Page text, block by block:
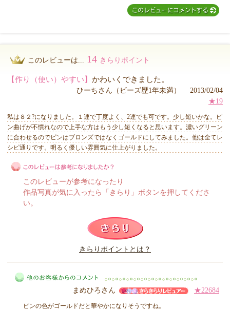
このレビューは... 14 きらりポイント
【作り（使い）やすい】 かわいくできました。
ひーちさん（ビーズ歴1年未満） 2013/02/04
★19
私は８２?になりました。１連で丁度よく、2連でも可です。少し短いかな。ピ
ン曲げが不慣れなので上手な方はもう少し短くなると思います。濃いグリーン
に合わせるのでピンはブロンズではなくゴールドにしてみました。他は全てレ
シピ通りです。明るく優しい雰囲気に仕上がりました。
このレビューは参考になりましたか？
このレビューが参考になったり
作品写真が気に入ったら「きらり」ボタンを押してくださ
い。
きらりポイントとは？
まめひろさん ★22684
ピンの色がゴールドだと華やかになりそうですね。